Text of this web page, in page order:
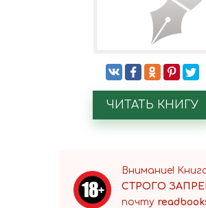
ЧИТАТЬ КНИГУ
Внимание!
СТРОГО
почту